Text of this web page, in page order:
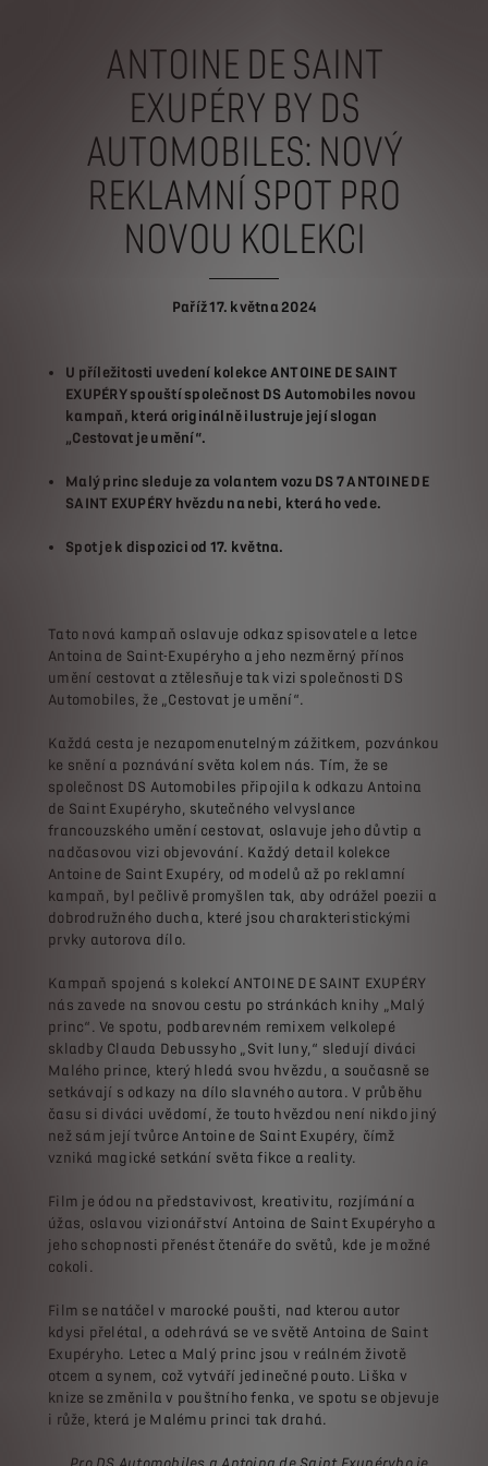
ANTOINE DE SAINT
EXUPÉRY BY DS
AUTOMOBILES: NOVÝ
REKLAMNÍ SPOT PRO
NOVOU KOLEKCI
Paříž 17. května 2024
U příležitosti uvedení kolekce ANTOINE DE SAINT
EXUPÉRY spouští společnost DS Automobiles novou
kampaň, která originálně ilustruje její slogan
„Cestovat je umění“.
Malý princ sleduje za volantem vozu DS 7 ANTOINE DE
SAINT EXUPÉRY hvězdu na nebi, která ho vede.
Spot je k dispozici od 17. května.
Tato nová kampaň oslavuje odkaz spisovatele a letce
Antoina de Saint-Exupéryho a jeho nezměrný přínos
umění cestovat a ztělesňuje tak vizi společnosti DS
Automobiles, že „Cestovat je umění“.
Každá cesta je nezapomenutelným zážitkem, pozvánkou
ke snění a poznávání světa kolem nás. Tím, že se
společnost DS Automobiles připojila k odkazu Antoina
de Saint Exupéryho, skutečného velvyslance
francouzského umění cestovat, oslavuje jeho důvtip a
nadčasovou vizi objevování. Každý detail kolekce
Antoine de Saint Exupéry, od modelů až po reklamní
kampaň, byl pečlivě promyšlen tak, aby odrážel poezii a
dobrodružného ducha, které jsou charakteristickými
prvky autorova dílo.
Kampaň spojená s kolekcí ANTOINE DE SAINT EXUPÉRY
nás zavede na snovou cestu po stránkách knihy „Malý
princ“. Ve spotu, podbarevném remixem velkolepé
skladby Clauda Debussyho „Svit luny,“ sledují diváci
Malého prince, který hledá svou hvězdu, a současně se
setkávají s odkazy na dílo slavného autora. V průběhu
času si diváci uvědomí, že touto hvězdou není nikdo jiný
než sám její tvůrce Antoine de Saint Exupéry, čímž
vzniká magické setkání světa fikce a reality.
Film je ódou na představivost, kreativitu, rozjímání a
úžas, oslavou vizionářství Antoina de Saint Exupéryho a
jeho schopnosti přenést čtenáře do světů, kde je možné
cokoli.
Film se natáčel v marocké poušti, nad kterou autor
kdysi přelétal, a odehrává se ve světě Antoina de Saint
Exupéryho. Letec a Malý princ jsou v reálném životě
otcem a synem, což vytváří jedinečné pouto. Liška v
knize se změnila v pouštního fenka, ve spotu se objevuje
i růže, která je Malému princi tak drahá.